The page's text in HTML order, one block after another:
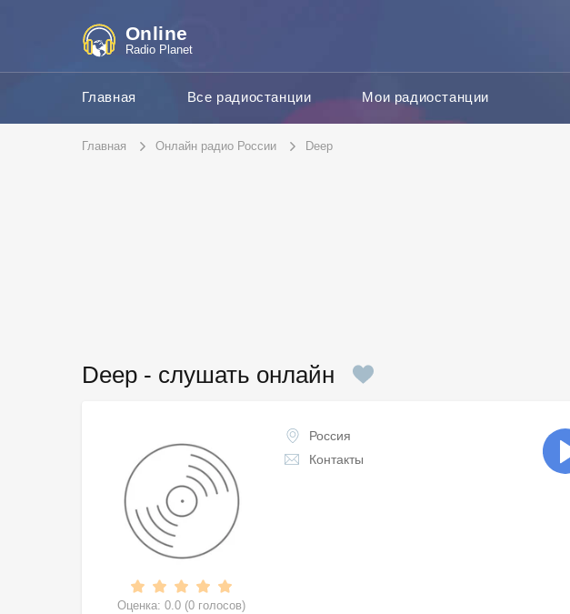
Online
Radio Planet
Главная Все радиостанции Мои радиостанции
Главная Онлайн радио России Deep
Deep - слушать онлайн
Оценка: 0.0 (0 голосов)
Россия
Контакты